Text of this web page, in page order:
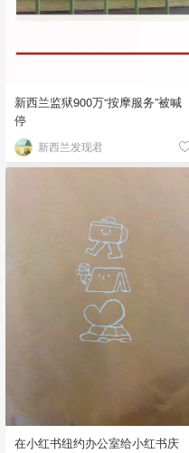
新西兰监狱900万“按摩服务”被喊
停
新西兰发现君
在小红书纽约办公室给小红书庆